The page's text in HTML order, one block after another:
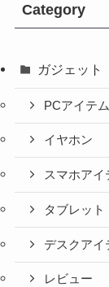
Category
ガジェット
PCアイテム
イヤホン
スマホアイ
タブレット
デスクアイ
レビュー